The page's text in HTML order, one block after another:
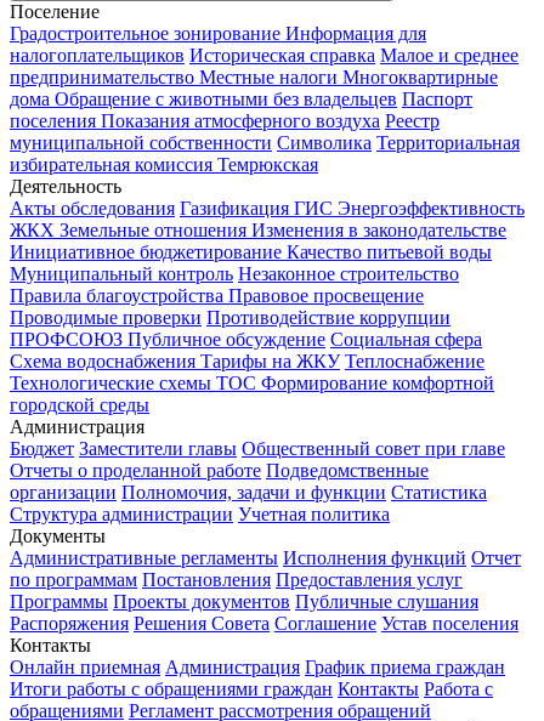
Поселение
Градостроительное зонирование Информация для
налогоплательщиков Историческая справка Малое и среднее
предпринимательство Местные налоги Многоквартирные
дома Обращение с животными без владельцев Паспорт
поселения Показания атмосферного воздуха Реестр
муниципальной собственности Символика Территориальная
избирательная комиссия Темрюкская
Деятельность
Акты обследования Газификация ГИС Энергоэффективность
ЖКХ Земельные отношения Изменения в законодательстве
Инициативное бюджетирование Качество питьевой воды
Муниципальный контроль Незаконное строительство
Правила благоустройства Правовое просвещение
Проводимые проверки Противодействие коррупции
ПРОФСОЮЗ Публичное обсуждение Социальная сфера
Схема водоснабжения Тарифы на ЖКУ Теплоснабжение
Технологические схемы ТОС Формирование комфортной
городской среды
Администрация
Бюджет Заместители главы Общественный совет при главе
Отчеты о проделанной работе Подведомственные
организации Полномочия, задачи и функции Статистика
Структура администрации Учетная политика
Документы
Административные регламенты Исполнения функций Отчет
по программам Постановления Предоставления услуг
Программы Проекты документов Публичные слушания
Распоряжения Решения Совета Соглашение Устав поселения
Контакты
Онлайн приемная Администрация График приема граждан
Итоги работы с обращениями граждан Контакты Работа с
обращениями Регламент рассмотрения обращений